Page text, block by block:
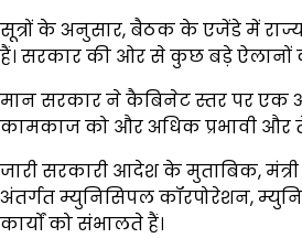
सूत्रों के अनुसार, बैठक के एजेंडे में
हैं। सरकार की ओर से कुछ बड़े ऐलानों
मान सरकार ने कैबिनेट स्तर पर एक
कामकाज को और अधिक प्रभावी और
जारी सरकारी आदेश के मुताबिक,
अंतर्गत म्युनिसिपल कॉरपोरेशन,
कार्यों को संभालते हैं।